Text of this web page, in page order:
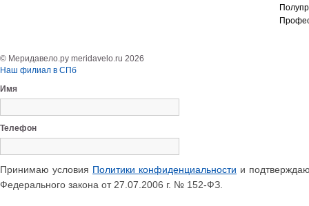
© Меридавело.ру meridavelo.ru 2026
Наш филиал в СПб
Имя
Телефон
Принимаю условия Политики конфиденциальности и
Федерального закона от 27.07.2006 г. № 152-ФЗ.